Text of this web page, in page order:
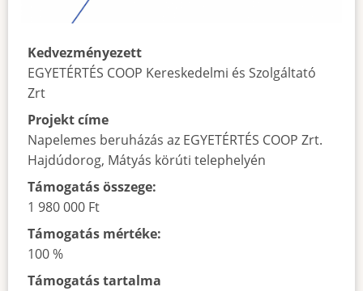
Kedvezményezett
EGYETÉRTÉS COOP Kereskedelmi és Szolgáltató
Zrt
Projekt címe
Napelemes beruházás az EGYETÉRTÉS COOP Zrt.
Hajdúdorog, Mátyás körúti telephelyén
Támogatás összege:
1 980 000 Ft
Támogatás mértéke:
100 %
Támogatás tartalma